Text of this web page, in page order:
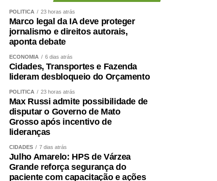
POLÍTICA 23 horas atrás
Marco legal da IA deve proteger
jornalismo e direitos autorais,
aponta debate
ECONOMIA 6 dias atrás
Cidades, Transportes e Fazenda
lideram desbloqueio do Orçamento
POLÍTICA 23 horas atrás
Max Russi admite possibilidade de
disputar o Governo de Mato
Grosso após incentivo de
lideranças
CIDADES 7 dias atrás
Julho Amarelo: HPS de Várzea
Grande reforça segurança do
paciente com capacitação e ações